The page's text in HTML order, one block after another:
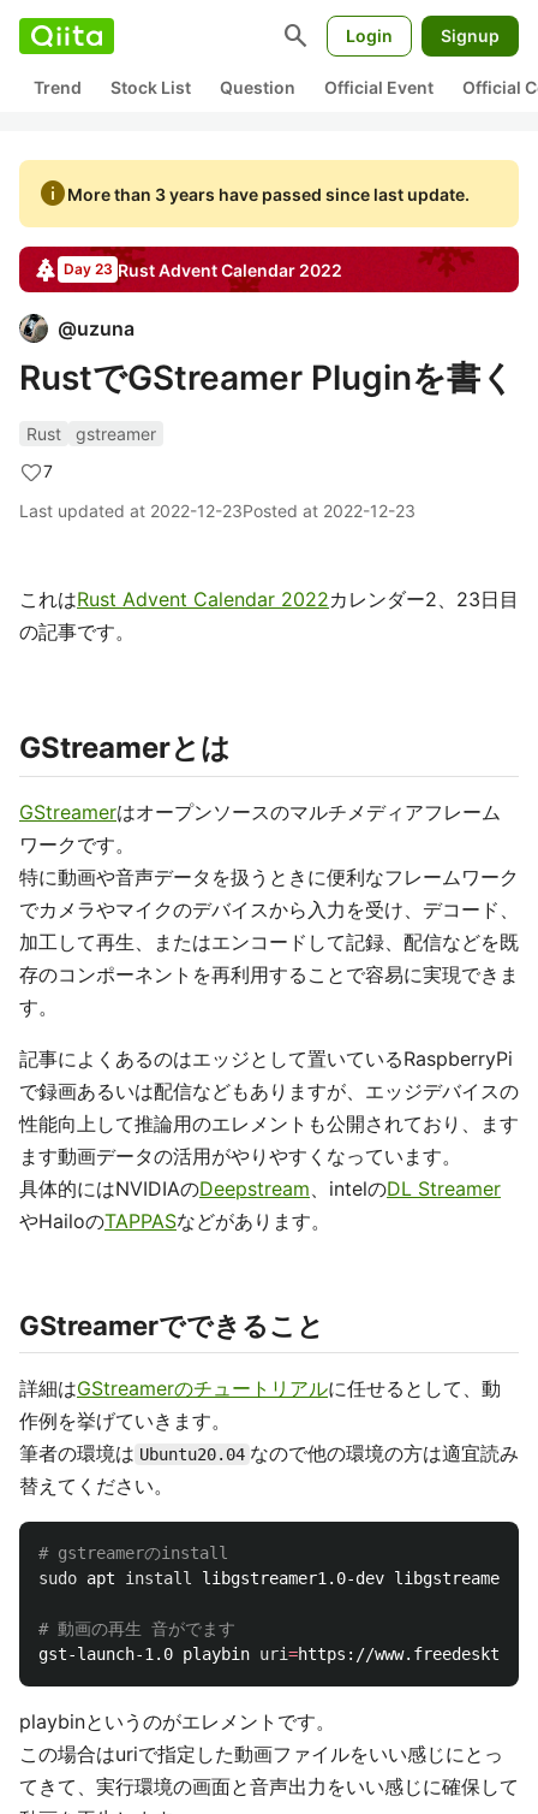
search Login Signup
Trend Stock List Question Official Event Official
infoMore than 3 years have passed since last update.
Day 23 RustAdvent Calendar 2022
@uzuna
RustでGStreamer Pluginを書く
Rust
gstreamer
7
Last updated at 2022-12-23Posted at 2022-12-23
これはRust Advent Calendar 2022カレンダー2、23日目
の記事です。
GStreamerとは
GStreamerはオープンソースのマルチメディアフレーム
ワークです。
特に動画や音声データを扱うときに便利なフレームワーク
でカメラやマイクのデバイスから入力を受け、デコード、
加工して再生、またはエンコードして記録、配信などを既
存のコンポーネントを再利用することで容易に実現できま
す。
記事によくあるのはエッジとして置いているRaspberryPi
で録画あるいは配信などもありますが、エッジデバイスの
性能向上して推論用のエレメントも公開されており、ます
ます動画データの活用がやりやすくなっています。
具体的にはNVIDIAのDeepstream、intelのDL Streamer
やHailoのTAPPASなどがあります。
GStreamerでできること
詳細はGStreamerのチュートリアルに任せるとして、動
作例を挙げていきます。
筆者の環境は Ubuntu20.04 なので他の環境の方は適宜読み
替えてください。
# gstreamerのinstall
sudo apt install libgstreamer1.0-dev libgstreamer-
# 動画の再生 音がでます
gst-launch-1.0 playbin uri=
playbinというのがエレメントです。
この場合はuriで指定した動画ファイルをいい感じにとっ
てきて、実行環境の画面と音声出力をいい感じに確保して